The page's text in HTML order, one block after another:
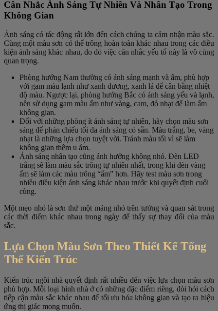
Cân Nhắc Ánh Sáng Tự Nhiên Và Nhân Tạo Trong
Không Gian
Ánh sáng có tác động rất lớn đến cách chúng ta cảm nhận màu sắc.
Cùng một màu sơn có thể trông hoàn toàn khác nhau trong các điều
kiện ánh sáng khác nhau, do đó việc cân nhắc yếu tố này là vô cùng
quan trọng.
Phòng hướng Nam thường có ánh sáng mạnh và ấm, phù hợp
với gam màu lạnh như xanh dương, xanh lá để cân bằng nhiệt
độ màu. Ngược lại, phòng hướng Bắc có ánh sáng yếu và lạnh,
nên sử dụng gam màu ấm như vàng, cam, đỏ nhạt để làm ấm
không gian.
Đối với những phòng ít ánh sáng tự nhiên, hãy chọn màu sơn
sáng để phản chiếu tối đa ánh sáng có sẵn. Màu trắng, be, vàng
nhạt là những lựa chọn tuyệt vời. Tránh màu tối vì sẽ làm
không gian thêm u ám.
Ánh sáng nhân tạo cũng ảnh hưởng không nhỏ. Đèn LED
trắng sẽ làm màu sắc trông tự nhiên nhất, trong khi đèn vàng
ấm sẽ làm các màu trông “ấm” hơn. Hãy test màu sơn trong
nhiều điều kiện ánh sáng khác nhau trước khi quyết định cuối
cùng.
Một mẹo nhỏ là sơn thử một mảng nhỏ trên tường và quan sát trong
các thời điểm khác nhau trong ngày để thấy sự thay đổi của màu
sắc.
Lựa Chọn Màu Sơn Theo Thiết Kế Tổng
Thể Kiến Trúc
Kiến trúc ngôi nhà quyết định rất nhiều đến việc lựa chọn màu sơn
phù hợp. Mỗi loại hình nhà ở có những đặc điểm riêng, đòi hỏi cách
tiếp cận màu sắc khác nhau để tối ưu hóa không gian và tạo ra hiệu
ứng thị giác mong muốn.